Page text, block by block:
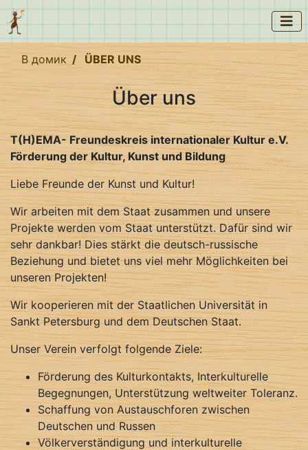
В домик ÜBER UNS
Über uns
T(H)EMA- Freundeskreis internationaler Kultur e.V.
Förderung der Kultur, Kunst und Bildung
Liebe Freunde der Kunst und Kultur!
Wir arbeiten mit dem Staat zusammen und unsere
Projekte werden vom Staat unterstützt. Dafür sind wir
sehr dankbar! Dies stärkt die deutsch-russische
Beziehung und bietet uns viel mehr Möglichkeiten bei
unseren Projekten!
Wir kooperieren mit der Staatlichen Universität in
Sankt Petersburg und dem Deutschen Staat.
Unser Verein verfolgt folgende Ziele:
Förderung des Kulturkontakts, Interkulturelle
Begegnungen, Unterstützung weltweiter Toleranz.
Schaffung von Austauschforen zwischen
Deutschen und Russen
Völkerverständigung und interkulturelle